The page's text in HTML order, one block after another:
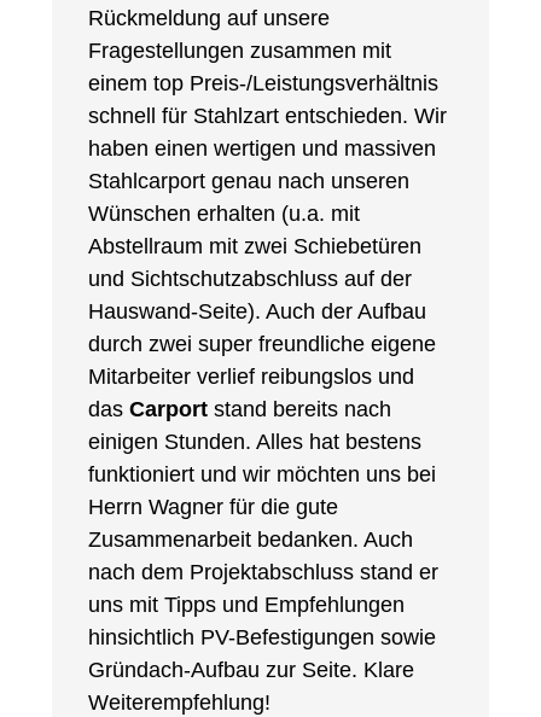
Rückmeldung auf unsere
Fragestellungen zusammen mit
einem top Preis-/Leistungsverhältnis
schnell für Stahlzart entschieden. Wir
haben einen wertigen und massiven
Stahlcarport genau nach unseren
Wünschen erhalten (u.a. mit
Abstellraum mit zwei Schiebetüren
und Sichtschutzabschluss auf der
Hauswand-Seite). Auch der Aufbau
durch zwei super freundliche eigene
Mitarbeiter verlief reibungslos und
das Carportstand bereits nach
einigen Stunden. Alles hat bestens
funktioniert und wir möchten uns bei
Herrn Wagner für die gute
Zusammenarbeit bedanken. Auch
nach dem Projektabschluss stand er
uns mit Tipps und Empfehlungen
hinsichtlich PV-Befestigungen sowie
Gründach-Aufbau zur Seite. Klare
Weiterempfehlung!